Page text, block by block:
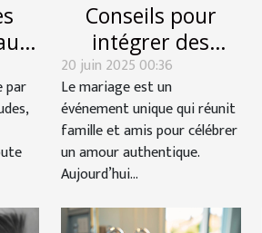
par
Conseils pour
intégrer des
éléments
écoresponsables
dans votre
décoration de
mariage
20 juin 2025 00:36
Le mariage est un
événement unique qui réunit
famille et amis pour célébrer
un amour authentique.
Aujourd’hui...